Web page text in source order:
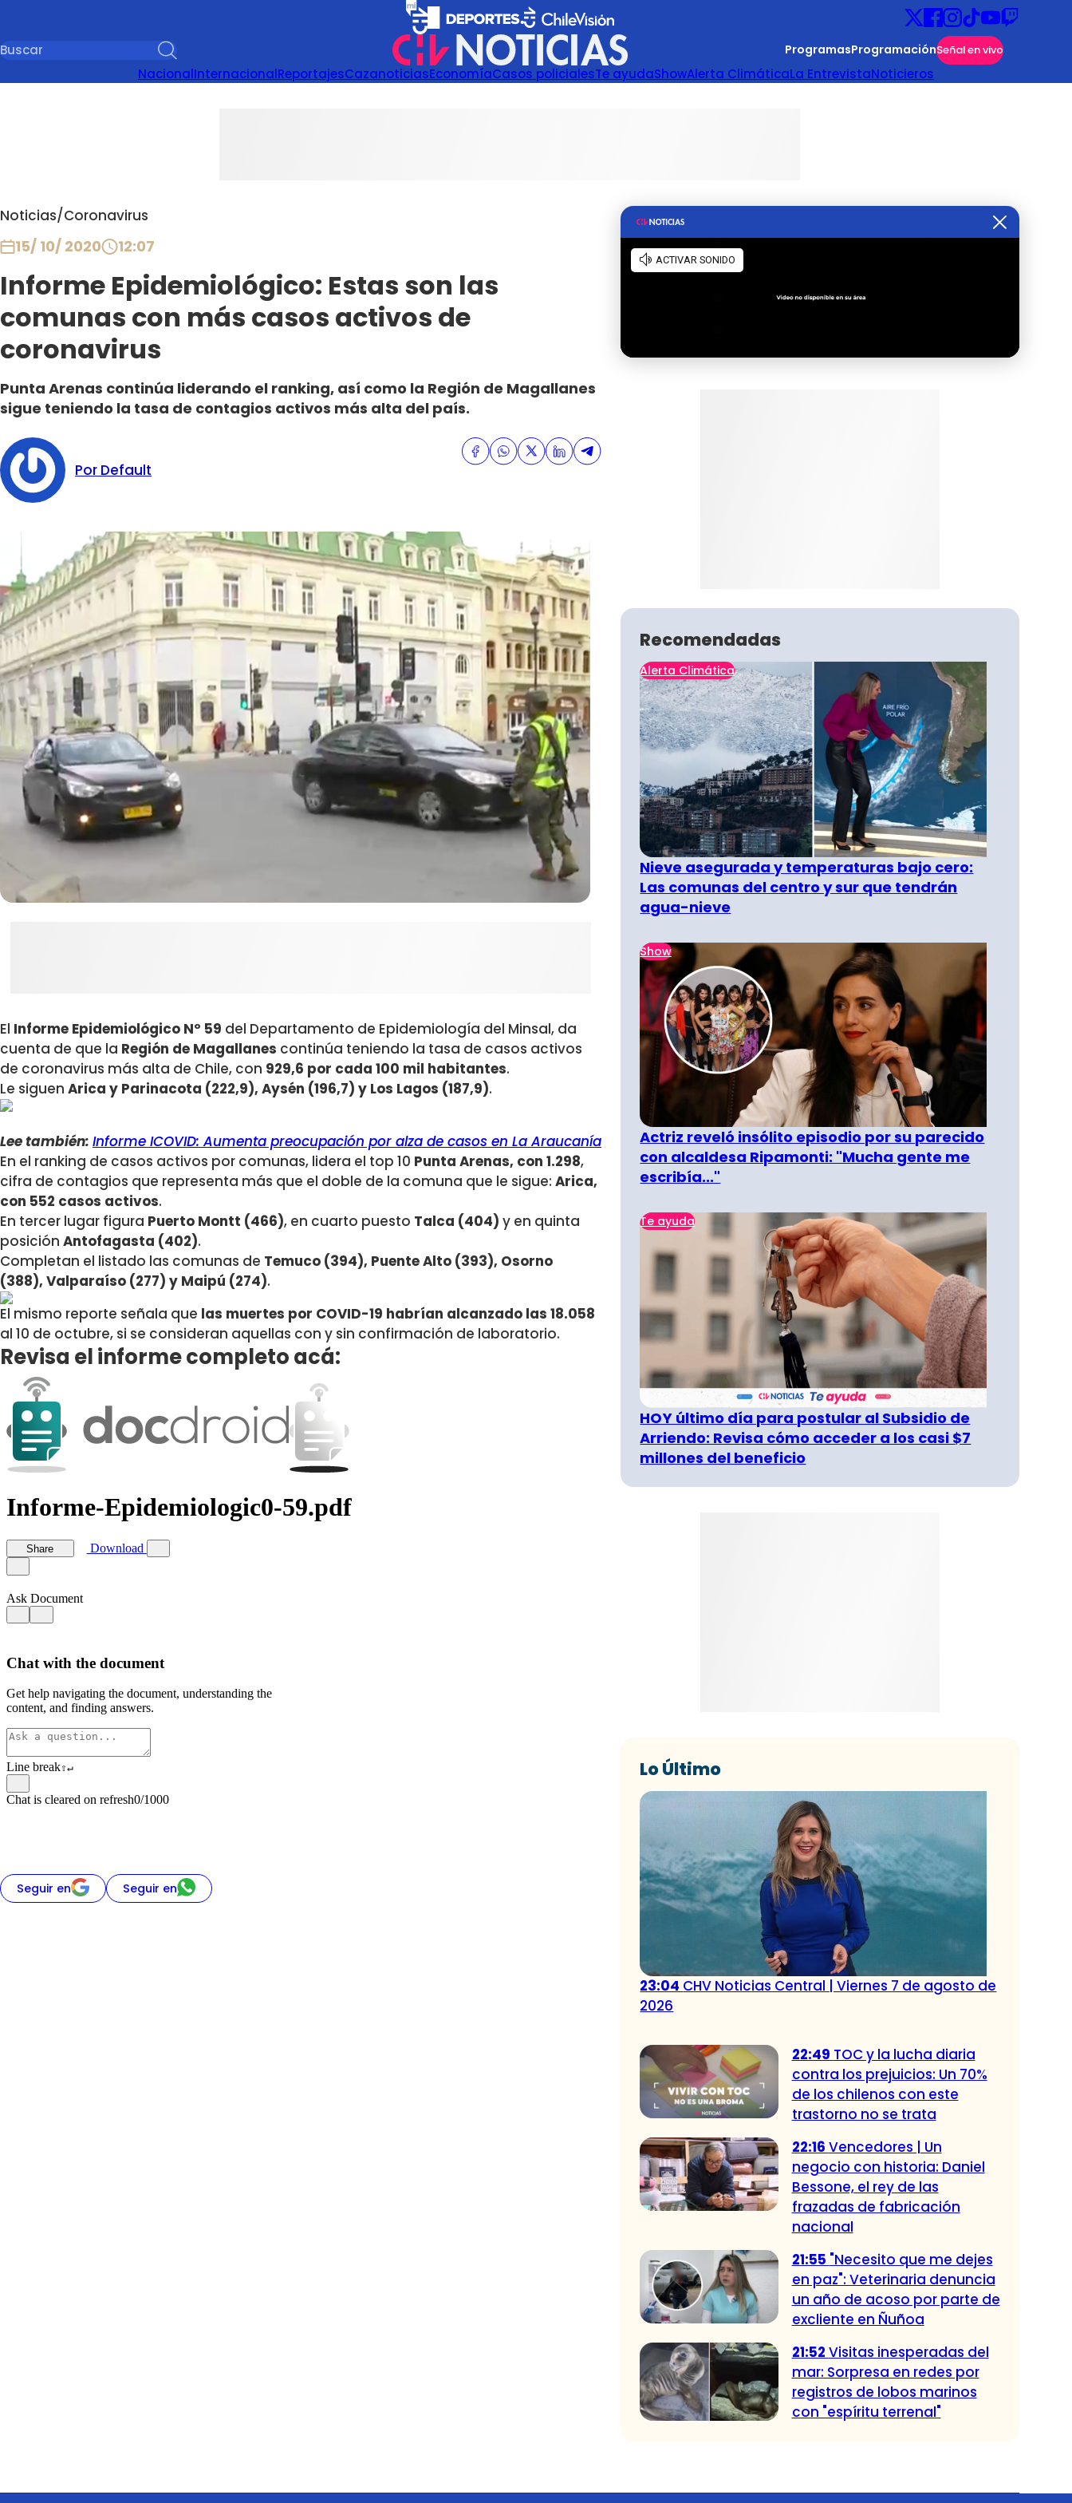
ProgramasProgramaciónSeñal en vivo
NacionalInternacionalReportajesCazanoticiasEconomíaCasos policialesTe ayudaShowAlerta ClimáticaLa EntrevistaNoticieros
Noticias/Coronavirus
15/ 10/ 2020 12:07
Informe Epidemiológico: Estas son las
comunas con más casos activos de
coronavirus
Punta Arenas continúa liderando el ranking, así como la Región de Magallanes
sigue teniendo la tasa de contagios activos más alta del país.
Por Default
El Informe Epidemiológico Nº 59 del Departamento de Epidemiología del Minsal, da
cuenta de que la Región de Magallanes continúa teniendo la tasa de casos activos
de coronavirus más alta de Chile, con 929,6 por cada 100 mil habitantes.
Le siguen Arica y Parinacota (222,9), Aysén (196,7) y Los Lagos (187,9).
Lee también: Informe ICOVID: Aumenta preocupación por alza de casos en La Araucanía
En el ranking de casos activos por comunas, lidera el top 10 Punta Arenas, con 1.298,
cifra de contagios que representa más que el doble de la comuna que le sigue: Arica,
con 552 casos activos.
En tercer lugar figura Puerto Montt (466), en cuarto puesto Talca (404) y en quinta
posición Antofagasta (402).
Completan el listado las comunas de Temuco (394), Puente Alto (393), Osorno
(388), Valparaíso (277) y Maipú (274).
El mismo reporte señala que las muertes por COVID-19 habrían alcanzado las 18.058
al 10 de octubre, si se consideran aquellas con y sin confirmación de laboratorio.
Revisa el informe completo acá:
Seguir en Seguir en
Recomendadas
Alerta Climática
Nieve asegurada y temperaturas bajo cero:
Las comunas del centro y sur que tendrán
agua-nieve
Show
Actriz reveló insólito episodio por su parecido
con alcaldesa Ripamonti: "Mucha gente me
escribía..."
Te ayuda
HOY último día para postular al Subsidio de
Arriendo: Revisa cómo acceder a los casi $7
millones del beneficio
Lo Último
23:04 CHV Noticias Central | Viernes 7 de agosto de
2026
22:49 TOC y la lucha diaria
contra los prejuicios: Un 70%
de los chilenos con este
trastorno no se trata
22:16 Vencedores | Un
negocio con historia: Daniel
Bessone, el rey de las
frazadas de fabricación
nacional
21:55 "Necesito que me dejes
en paz": Veterinaria denuncia
un año de acoso por parte de
excliente en Ñuñoa
21:52 Visitas inesperadas del
mar: Sorpresa en redes por
registros de lobos marinos
con "espíritu terrenal"